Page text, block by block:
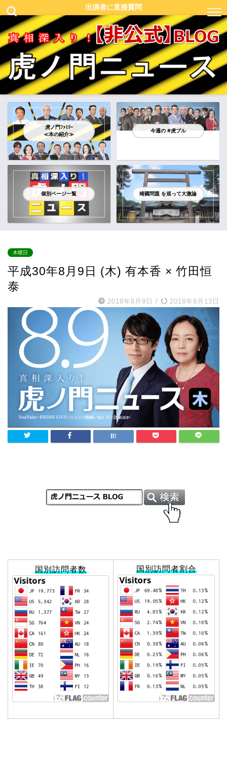
出演者に直接質問
虎ノ門ﾌｧﾐﾘｰ
≪本の紹介≫
今週の #虎ブル
個別ページ一覧 靖國問題 を巡って大激論
木曜日
平成30年8月9日 (木) 有本香 × 竹田恒
泰
2018年8月9日 / 2018年9月13日
国別訪問者数 国別訪問者割合